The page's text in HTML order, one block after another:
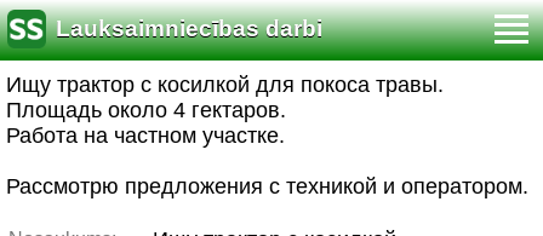
Lauksaimniecības darbi
Ищу трактор с косилкой для покоса травы.
Площадь около 4 гектаров.
Работа на частном участке.
Рассмотрю предложения с техникой и оператором.